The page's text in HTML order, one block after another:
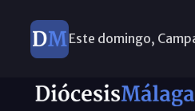
Este domingo,